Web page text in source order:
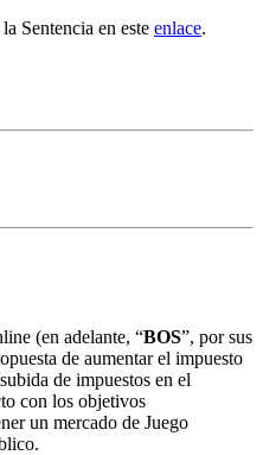
Sentencia en este enlace.
(en adelante, “BOS”, por sus
de aumentar el impuesto
de impuestos en el
con los objetivos
un mercado de Juego